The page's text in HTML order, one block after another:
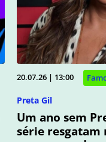
20.07.26 | 13:00
Preta Gil
Um ano sem
série resgatam